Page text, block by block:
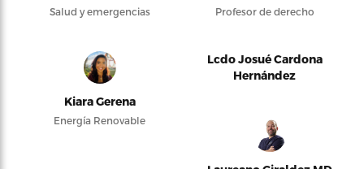
Salud y emergencias Profesor de derecho
Kiara Gerena
Energía Renovable
Lcdo Josué Cardona
Hernández